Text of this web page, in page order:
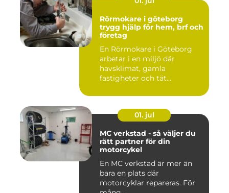
Rörmokare i göteborg
trygg hjälp för hem, brf och
företag
En Rörmokare i Göteborg
arbetar i en miljö där
havsklimat, gamla
fastigheter och tät
01. jul
MC verkstad - så väljer du
rätt partner för din
motorcykel
En MC verkstad är mer än
bara en plats där
motorcyklar repareras. För